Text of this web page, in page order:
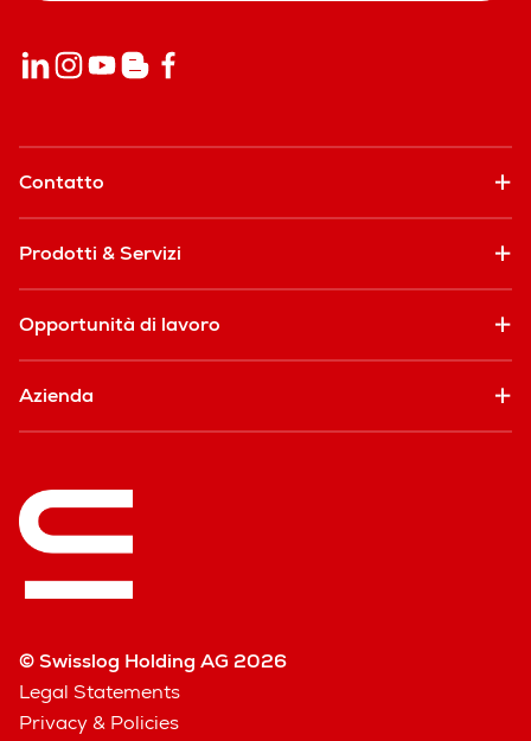
Contatto
Prodotti & Servizi
Opportunità di lavoro
Azienda
© Swisslog Holding AG 2026
Legal Statements
Privacy & Policies